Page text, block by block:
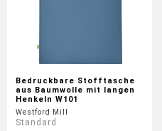
Bedruckbare Stofftasche
aus Baumwolle mit langen
Henkeln W101
Westford Mill
Standard